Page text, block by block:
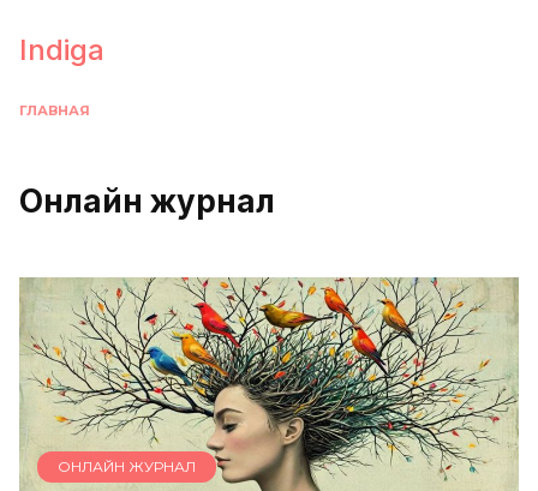
содержанию
Indiga
ГЛАВНАЯ
Онлайн журнал
ОНЛАЙН ЖУРНАЛ